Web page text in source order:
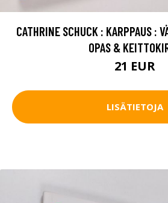
CATHRINE SCHUCK : KARPPAUS :
OPAS &
21 EUR
LISÄTIETOJA